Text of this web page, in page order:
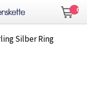
0
Silber Ring